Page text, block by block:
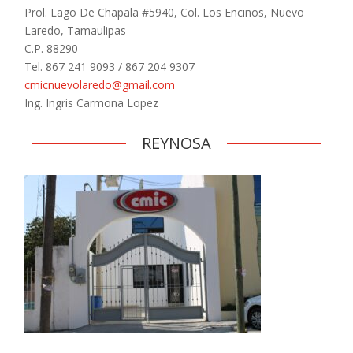
Prol. Lago De Chapala #5940, Col. Los Encinos, Nuevo
Laredo, Tamaulipas
C.P. 88290
Tel. 867 241 9093 / 867 204 9307
cmicnuevolaredo@gmail.com
Ing. Ingris Carmona Lopez
REYNOSA